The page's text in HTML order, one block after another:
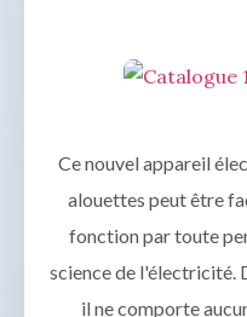
Ce nouvel appareil
alouettes peut être
fonction par toute
science de l'électricité.
il ne comporte